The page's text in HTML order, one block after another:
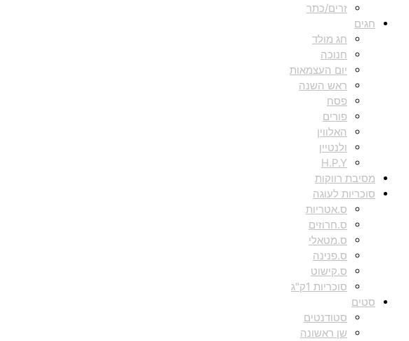
זרים/כתר
חגים
חג מולד
חנוכה
יום העצמאות
ראש השנה
פסח
פורים
האלווין
ולנטיין
H.P.Y
מסיבת רווקות
סוכריות לעוגה
ס.אטריות
ס.חרוזים
ס.מטאלי
ס.פנינה
ס.קישוט
סוכריות 1ק"ג
סטים
סטודנטים
שן ראשונה